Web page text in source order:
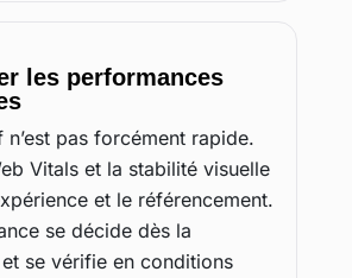
les performances
n’est pas forcément rapide.
Vitals et la stabilité visuelle
et le référencement.
se décide dès la
se vérifie en conditions